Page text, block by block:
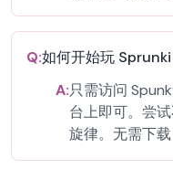
Q:如何开始玩
A:只需访问
台上即可。尝
旋律。无需下载